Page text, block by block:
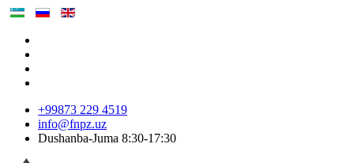
+99873 229 4519
info@fnpz.uz
Dushanba-Juma 8:30-17:30